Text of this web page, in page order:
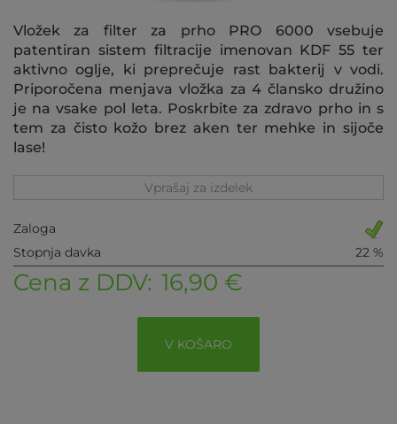
Vložek za filter za prho PRO 6000 vsebuje
patentiran sistem filtracije imenovan KDF 55 ter
aktivno oglje, ki preprečuje rast bakterij v vodi.
Priporočena menjava vložka za 4 člansko družino
je na vsake pol leta. Poskrbite za zdravo prho in s
tem za čisto kožo brez aken ter mehke in sijoče
lase!
Vprašaj za izdelek
Zaloga
Stopnja davka
22 %
Cena z DDV: 16,90 €
V KOŠARO